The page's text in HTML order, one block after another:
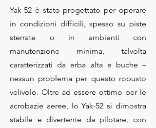
Yak-52 è stato progettato per operare
in condizioni difficili, spesso su piste
sterrate o in ambienti con
manutenzione minima, talvolta
caratterizzati da erba alta e buche –
nessun problema per questo robusto
velivolo. Oltre ad essere ottimo per le
acrobazie aeree, lo Yak-52 si dimostra
stabile e divertente da pilotare, con